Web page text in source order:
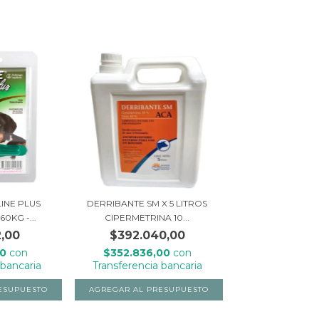
PLUS
-...
con
DERRIBANTE SM X 5 LITROS
CIPERMETRINA 10...
$392.040,00
$352.836,00 con
Transferencia bancaria